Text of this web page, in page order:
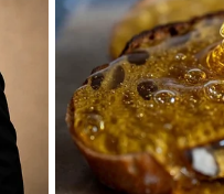
dana.
i emotivnog zadovoljstva.
čekali